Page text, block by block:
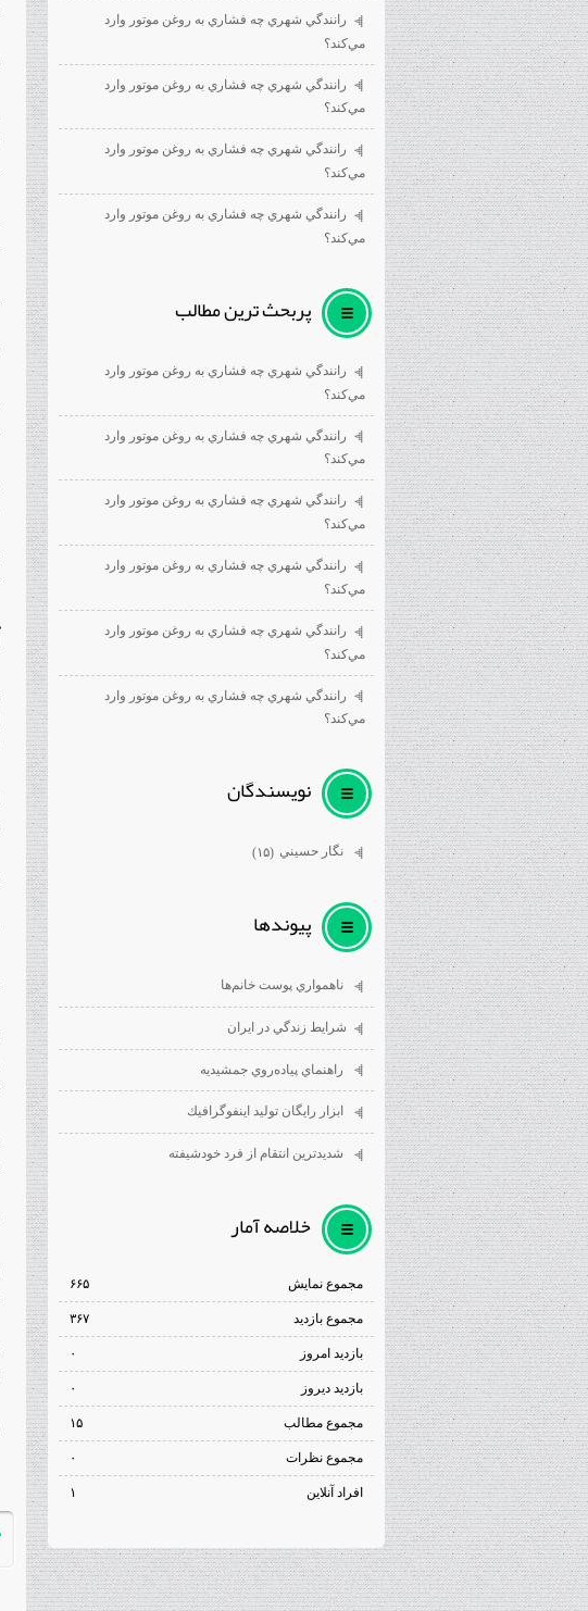
رانندگي شهري چه فشاري به روغن موتور وارد
مي‌كند؟
رانندگي شهري چه فشاري به روغن موتور وارد
مي‌كند؟
رانندگي شهري چه فشاري به روغن موتور وارد
مي‌كند؟
رانندگي شهري چه فشاري به روغن موتور وارد
مي‌كند؟
پربحث ترين مطالب
رانندگي شهري چه فشاري به روغن موتور وارد
مي‌كند؟
رانندگي شهري چه فشاري به روغن موتور وارد
مي‌كند؟
رانندگي شهري چه فشاري به روغن موتور وارد
مي‌كند؟
رانندگي شهري چه فشاري به روغن موتور وارد
مي‌كند؟
رانندگي شهري چه فشاري به روغن موتور وارد
مي‌كند؟
رانندگي شهري چه فشاري به روغن موتور وارد
مي‌كند؟
نويسندگان
نگار حسيني (۱۵)
پيوندها
ناهمواري پوست خانم‌ها
شرايط زندگي در ايران
راهنماي پياده‌روي جمشيديه
ابزار رايگان توليد اينفوگرافيك
شديدترين انتقام از فرد خودشيفته
خلاصه آمار
مجموع نمایش‌ ۶۶۵
مجموع بازدید ۳۶۷
بازدید امروز ۰
بازدید دیروز ۰
مجموع مطالب ۱۵
مجموع نظرات ۰
افراد آنلاین ۱